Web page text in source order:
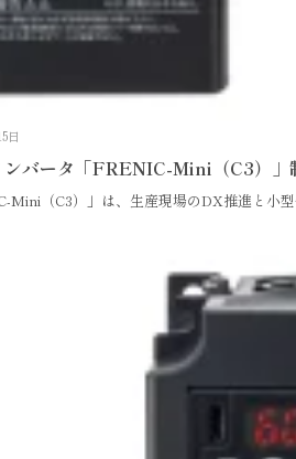
日
ンバータ「FRENIC-Mini（C3）」
Mini（C3）」は、生産現場のDX推進と小